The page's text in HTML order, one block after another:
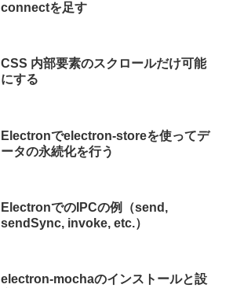
connectを足す
CSS 内部要素のスクロールだけ可能
にする
Electronでelectron-storeを使ってデ
ータの永続化を行う
ElectronでのIPCの例（send,
sendSync, invoke, etc.）
electron-mochaのインストールと設